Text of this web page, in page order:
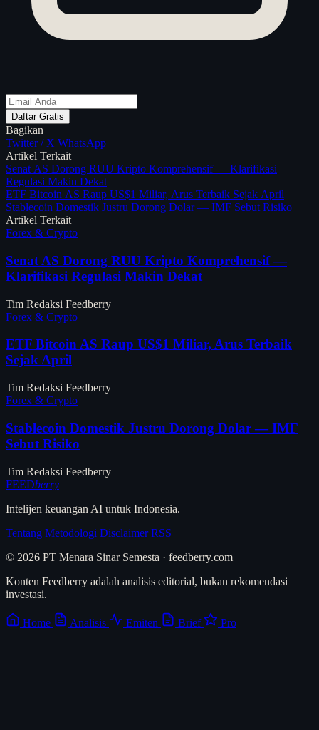
Daftar Gratis
Bagikan
Twitter / X WhatsApp
Artikel Terkait
Senat AS Dorong RUU Kripto Komprehensif — Klarifikasi
Regulasi Makin Dekat
ETF Bitcoin AS Raup US$1 Miliar, Arus Terbaik Sejak April
Stablecoin Domestik Justru Dorong Dolar — IMF Sebut Risiko
Artikel Terkait
Forex & Crypto
Senat AS Dorong RUU Kripto Komprehensif —
Klarifikasi Regulasi Makin Dekat
Tim Redaksi Feedberry
Forex & Crypto
ETF Bitcoin AS Raup US$1 Miliar, Arus Terbaik
Sejak April
Tim Redaksi Feedberry
Forex & Crypto
Stablecoin Domestik Justru Dorong Dolar — IMF
Sebut Risiko
Tim Redaksi Feedberry
FEEDberry
Intelijen keuangan AI untuk Indonesia.
Tentang Metodologi Disclaimer RSS
© 2026 PT Menara Sinar Semesta · feedberry.com
Konten Feedberry adalah analisis editorial, bukan rekomendasi
investasi.
Home Analisis Emiten Brief Pro